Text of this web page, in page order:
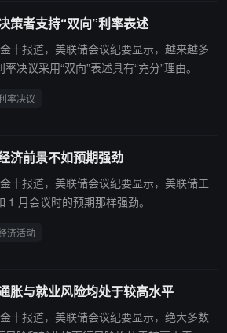
策者支持“双向”利率表述
十报道，美联储会议纪要显示，越来越多
决议采用“双向”表述具有“充分”理由。
率决议
济前景不如预期强劲
十报道，美联储会议纪要显示，美联储工
1 月会议时的预期那样强劲。
济活动
胀与就业风险均处于较高水平
十报道，美联储会议纪要显示，绝大多数